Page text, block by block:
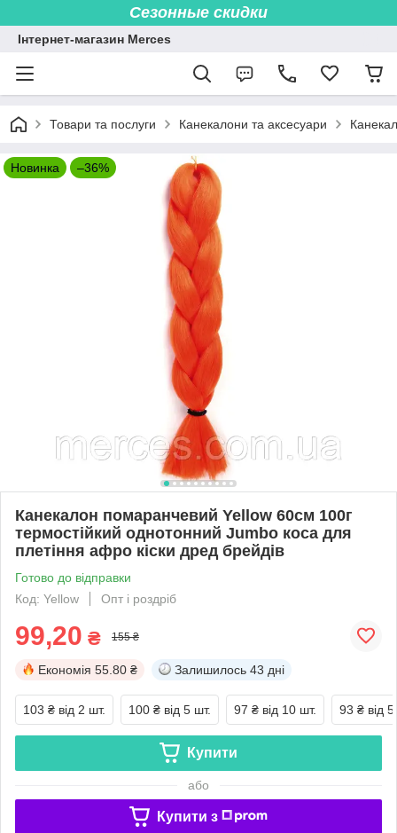
Сезонные скидки
Інтернет-магазин Merces
Товари та послуги Канекалони та аксесуари
Новинка –36%
Канекалон помаранчевий Yellow 60см 100г
термостійкий однотонний Jumbo коса для
плетіння афро кіски дред брейдів
Готово до відправки
Код: Yellow
Опт і роздріб
99,20 ₴ 155 ₴
Економія 55.80 ₴ Залишилось 43 дні
103 ₴ від 2 шт. 100 ₴ від 5 шт. 97 ₴ від 10 шт. 93 ₴ від
Купити
або
Купити з